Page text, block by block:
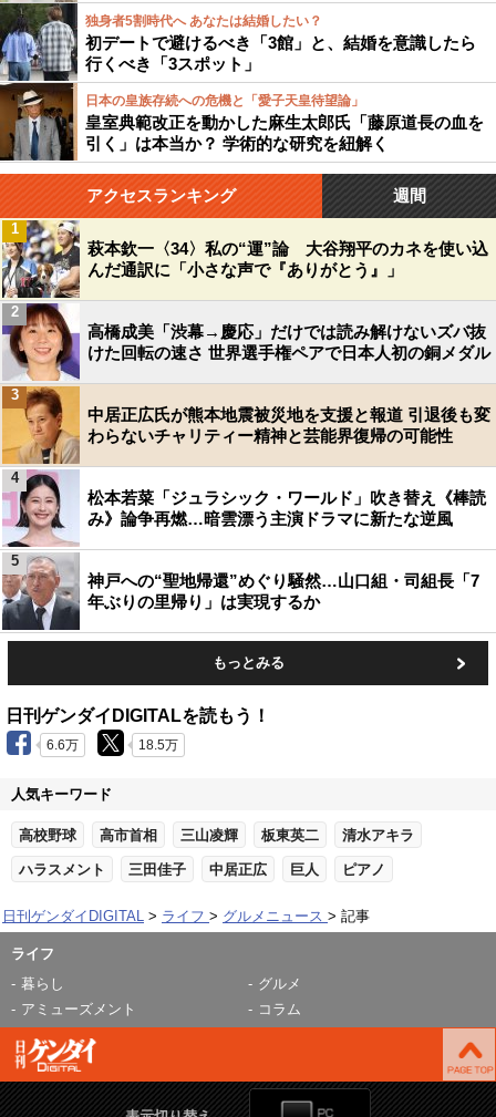
独身者5割時代へ あなたは結婚したい？
初デートで避けるべき「3館」と、結婚を意識したら
行くべき「3スポット」
日本の皇族存続への危機と「愛子天皇待望論」
皇室典範改正を動かした麻生太郎氏「藤原道長の血を
引く」は本当か？ 学術的な研究を紐解く
アクセスランキング 週間
萩本欽一〈34〉私の“運”論 大谷翔平のカネを使い込
んだ通訳に「小さな声で『ありがとう』」
1
高橋成美「渋幕→慶応」だけでは読み解けないズバ抜
けた回転の速さ 世界選手権ペアで日本人初の銅メダル
2
中居正広氏が熊本地震被災地を支援と報道 引退後も変
わらないチャリティー精神と芸能界復帰の可能性
3
松本若菜「ジュラシック・ワールド」吹き替え《棒読
み》論争再燃…暗雲漂う主演ドラマに新たな逆風
4
神戸への“聖地帰還”めぐり騒然…山口組・司組長「7
年ぶりの里帰り」は実現するか
5
もっとみる
日刊ゲンダイDIGITALを読もう！
6.6万 18.5万
人気キーワード
高校野球 高市首相 三山凌輝 板東英二 清水アキラ
ハラスメント 三田佳子 中居正広 巨人 ピアノ
日刊ゲンダイDIGITAL ライフ グルメニュース 記事
ライフ
暮らし
グルメ
アミューズメント
コラム